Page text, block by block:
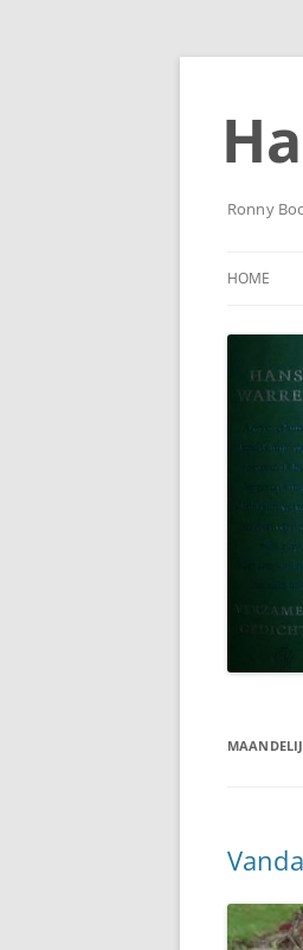
Ga
Ronny
HOME